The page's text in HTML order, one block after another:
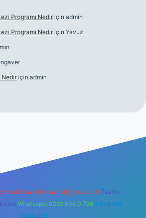
Programı Nedir için admin
Programı Nedir için Yavuz
için admin
elexbetgiris.org
E-mail: backlinkpaneli@gmail.com Teams:
Whatsapp: 0262 606 0 726 Telegram:
@karabul